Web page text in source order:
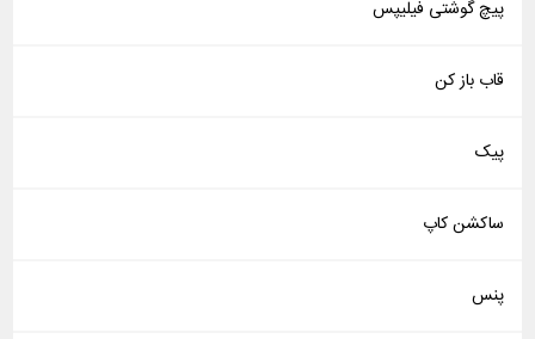
پیچ گوشتی فیلیپس
قاب باز کن
پیک
ساکشن کاپ
پنس